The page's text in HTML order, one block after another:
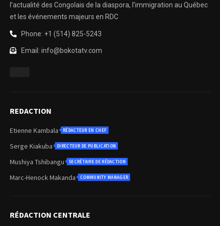
l’actualité des Congolais de la diaspora, l’immigration au Québec
et les événements majeurs en RDC
Phone: +1 (514) 825-5243
Email: info@bokotatv.com
REDACTION
Etienne Kambala RÉDACTEUR EN CHEF
Serge Kiakuba DIRECTEUR DE PUBLICATION
Mushiya Tshibangu SECRÉTAIRE DE RÉDACTION
Marc-Henock Makanda COMMUNITY MANAGER
RÉDACTION CENTRALE